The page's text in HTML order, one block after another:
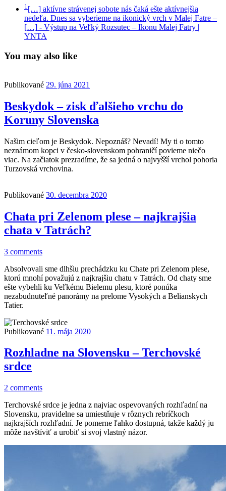
1[…] aktívne strávenej sobote nás čaká ešte aktívnejšia
nedeľa. Dnes sa vyberieme na ikonický vrch v Malej Fatre –
[…] - Výstup na Veľký Rozsutec – Ikonu Malej Fatry |
YNTA
You may also like
Publikované 29. júna 2021
Beskydok – zisk ďalšieho vrchu do
Koruny Slovenska
Našim cieľom je Beskydok. Nepoznáš? Nevadí! My ti o tomto
neznámom kopci v česko-slovenskom pohraničí povieme niečo
viac. Na začiatok prezradíme, že sa jedná o najvyšší vrchol pohoria
Turzovská vrchovina.
Publikované 30. decembra 2020
Chata pri Zelenom plese – najkrajšia
chata v Tatrách?
3 comments
Absolvovali sme dlhšiu prechádzku ku Chate pri Zelenom plese,
ktorú mnohí považujú z najkrajšiu chatu v Tatrách. Od chaty sme
ešte vybehli ku Veľkému Bielemu plesu, ktoré ponúka
nezabudnuteľné panorámy na prelome Vysokých a Belianskych
Tatier.
Publikované 11. mája 2020
Rozhladne na Slovensku – Terchovské
srdce
2 comments
Terchovské srdce je jedna z najviac ospevovaných rozhľadní na
Slovensku, pravidelne sa umiestňuje v rôznych rebríčkoch
najkrajších rozhľadní. Je pomerne ľahko dostupná, takže každý ju
môže navštíviť a urobiť si svoj vlastný názor.